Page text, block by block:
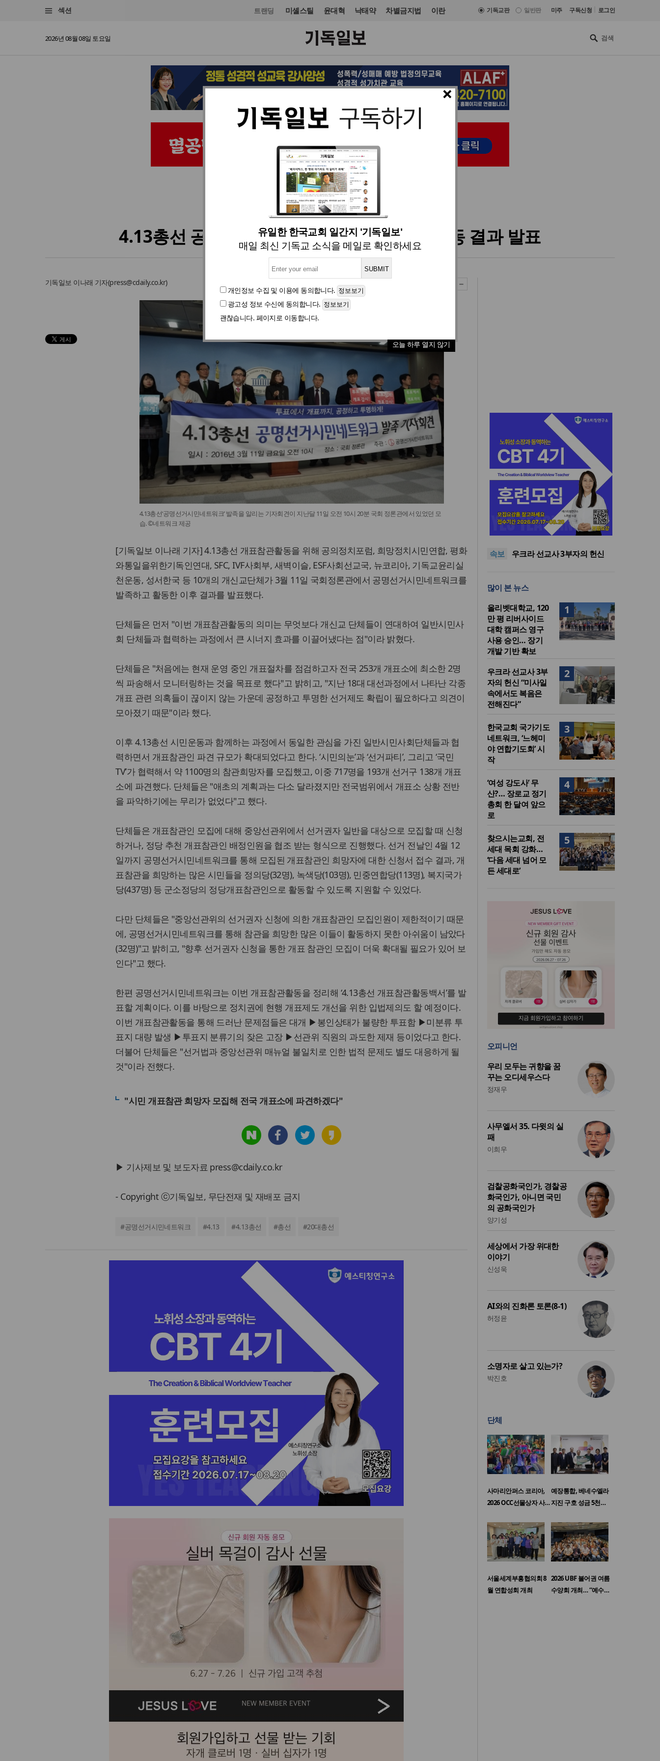
섹션 트랜딩 미셸스틸 윤대혁 낙태약 차별금지법 이란 기독교판 일반판 미주 구독신청 로그인
2026년 08월 08일 토요일
×
유일한 한국교회 일간지 '기독일보'
매일 최신 기독교 소식을 메일로 확인하세요
개인정보 수집 및 이용에 동의합니다.
광고성 정보 수신에 동의합니다.
괜찮습니다. 페이지로 이동합니다.
오늘 하루 열지 않기
교회일반 입력 2016. 04. 22 04:37
4.13총선 공명선거시민네트워크 개표참관활동 결과 발표
기독일보 이나래 기자(press@cdaily.co.kr)
4.13총선‘공명선거시민네트워크’ 발족을 알리는 기자회견이 지난달 11일 오전 10시 20분 국회 정론관에서 있었던 모
습. ©네트워크 제공
[기독일보 이나래 기자] 4.13총선 개표참관활동을 위해 공의정치포럼, 희망정치시민연합, 평화
와통일을위한기독인연대, SFC, IVF사회부, 새벽이슬, ESF사회선교국, 뉴코리아, 기독교윤리실
천운동, 성서한국 등 10개의 개신교단체가 3월 11일 국회정론관에서 공명선거시민네트워크를
발족하고 활동한 이후 결과를 발표했다.
단체들은 먼저 "이번 개표참관활동의 의미는 무엇보다 개신교 단체들이 연대하여 일반시민사
회 단체들과 협력하는 과정에서 큰 시너지 효과를 이끌어냈다는 점"이라 밝혔다.
단체들은 "처음에는 현재 운영 중인 개표절차를 점검하고자 전국 253개 개표소에 최소한 2명
씩 파송해서 모니터링하는 것을 목표로 했다"고 밝히고, "지난 18대 대선과정에서 나타난 각종
개표 관련 의혹들이 끊이지 않는 가운데 공정하고 투명한 선거제도 확립이 필요하다고 의견이
모아졌기 때문"이라 했다.
이후 4.13총선 시민운동과 함께하는 과정에서 동일한 관심을 가진 일반시민사회단체들과 협
력하면서 개표참관인 파견 규모가 확대되었다고 한다. ‘시민의눈’과 ‘선거파티’, 그리고 ‘국민
TV’가 협력해서 약 1100명의 참관희망자를 모집했고, 이중 717명을 193개 선거구 138개 개표
소에 파견했다. 단체들은 "애초의 계획과는 다소 달라졌지만 전국범위에서 개표소 상황 전반
을 파악하기에는 무리가 없었다"고 했다.
단체들은 개표참관인 모집에 대해 중앙선관위에서 선거권자 일반을 대상으로 모집할 때 신청
하거나, 정당 추천 개표참관인 배정인원을 협조 받는 형식으로 진행했다. 선거 전날인 4월 12
일까지 공명선거시민네트워크를 통해 모집된 개표참관인 희망자에 대한 신청서 접수 결과, 개
표참관을 희망하는 많은 시민들을 정의당(32명), 녹색당(103명), 민중연합당(113명), 복지국가
당(437명) 등 군소정당의 정당개표참관인으로 활동할 수 있도록 지원할 수 있었다.
다만 단체들은 "중앙선관위의 선거권자 신청에 의한 개표참관인 모집인원이 제한적이기 때문
에, 공명선거시민네트워크를 통해 참관을 희망한 많은 이들이 활동하지 못한 아쉬움이 남았다
(32명)"고 밝히고, "향후 선거권자 신청을 통한 개표 참관인 모집이 더욱 확대될 필요가 있어 보
인다"고 했다.
한편 공명선거시민네트워크는 이번 개표참관활동을 정리해 ‘4.13총선 개표참관활동백서’를 발
표할 계획이다. 이를 바탕으로 정치권에 현행 개표제도 개선을 위한 입법제의도 할 예정이다.
이번 개표참관활동을 통해 드러난 문제점들은 대개 ▶봉인상태가 불량한 투표함 ▶미분류 투
표지 대량 발생 ▶투표지 분류기의 잦은 고장 ▶선관위 직원의 과도한 제재 등이었다고 한다.
더불어 단체들은 "선거법과 중앙선관위 매뉴얼 불일치로 인한 법적 문제도 별도 대응하게 될
것"이라 전했다.
"시민 개표참관 희망자 모집해 전국 개표소에 파견하겠다"
▶ 기사제보 및 보도자료 press@cdaily.co.kr
- Copyright ⓒ기독일보, 무단전재 및 재배포 금지
#공명선거시민네트워크 #4.13 #4.13총선 #총선 #20대총선
속보
인도 마하라슈트라주 개종 금
지법 시행… 기독교계 강력 반
올리벳대학교, 120만 평 리버사
인… 장기 개발 기반 확보
한인 목회자 석방돼
우크라 선교사 3부자의 헌신
지법 시행… 기독교계 강력 반
올리벳대학교, 120만 평 리버사
이드 대학 캠퍼스 영구 사용 승
인… 장기 개발 기반 확보
많이 본 뉴스
1
올리벳대학교, 120
만 평 리버사이드
대학 캠퍼스 영구
사용 승인… 장기
개발 기반 확보
2
우크라 선교사 3부
자의 헌신 “미사일
속에서도 복음은
전해진다”
3
한국교회 국가기도
네트워크, ‘느헤미
야 연합기도회’ 시
작
4
‘여성 강도사’ 무
산?… 장로교 정기
총회 한 달여 앞으
로
5
찾으시는교회, 전
세대 목회 강화…
‘다음 세대 넘어 모
든 세대로’
오피니언
우리 모두는 귀향을 꿈
꾸는 오디세우스다
정재우
사무엘서 35. 다윗의 실
패
이희우
검찰공화국인가, 경찰공
화국인가, 아니면 국민
의 공화국인가
양기성
세상에서 가장 위대한
이야기
신성욱
AI와의 진화론 토론(8-1)
허정윤
소명자로 살고 있는가?
박진호
단체
사마리안퍼스 코리아,
2026 OCC선물상자 사…
예장통합, 베네수엘라
지진 구호 성금 5천…
서울세계부흥협의회 8
월 연합성회 개최
2026 UBF 불어권 여름
수양회 개최… “예수…